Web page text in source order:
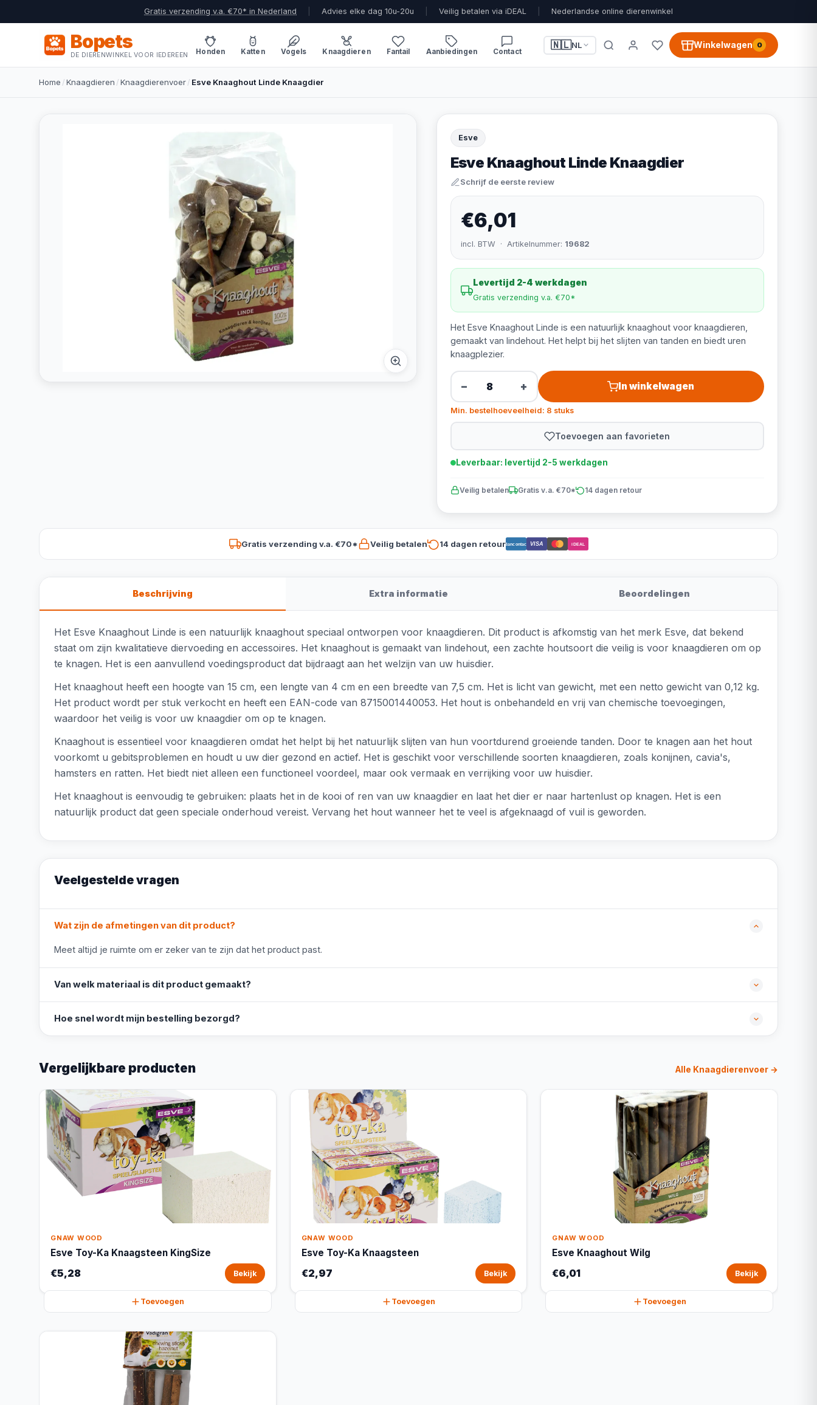
Gratis verzending v.a. €70* in Nederland Advies elke dag 10u-20u Veilig betalen via iDEAL Nederlandse online dierenwinkel
Bopets
DE DIERENWINKEL VOOR IEDEREEN Honden Katten Vogels Knaagdieren Fantail Aanbiedingen Contact
🇳🇱NL Winkelwagen 0
Home /Knaagdieren /Knaagdierenvoer/ Esve Knaaghout Linde Knaagdier
Esve
Esve Knaaghout Linde Knaagdier
Schrijf de eerste review
€6,01
incl. BTW · Artikelnummer: 19682
Levertijd 2-4 werkdagen
Gratis verzending v.a. €70*
Het Esve Knaaghout Linde is een natuurlijk knaaghout voor knaagdieren,
gemaakt van lindehout. Het helpt bij het slijten van tanden en biedt uren
knaagplezier.
− + In winkelwagen
Min. bestelhoeveelheid: 8 stuks
Toevoegen aan favorieten
Leverbaar: levertijd 2-5 werkdagen
Veilig betalen Gratis v.a. €70* 14 dagen retour
Gratis verzending v.a. €70* Veilig betalen 14 dagen retourBancontact VISA iDEAL
Beschrijving Extra informatie Beoordelingen
Het Esve Knaaghout Linde is een natuurlijk knaaghout speciaal ontworpen voor knaagdieren. Dit product is afkomstig van het merk Esve, dat bekend
staat om zijn kwalitatieve diervoeding en accessoires. Het knaaghout is gemaakt van lindehout, een zachte houtsoort die veilig is voor knaagdieren om op
te knagen. Het is een aanvullend voedingsproduct dat bijdraagt aan het welzijn van uw huisdier.
Het knaaghout heeft een hoogte van 15 cm, een lengte van 4 cm en een breedte van 7,5 cm. Het is licht van gewicht, met een netto gewicht van 0,12 kg.
Het product wordt per stuk verkocht en heeft een EAN-code van 8715001440053. Het hout is onbehandeld en vrij van chemische toevoegingen,
waardoor het veilig is voor uw knaagdier om op te knagen.
Knaaghout is essentieel voor knaagdieren omdat het helpt bij het natuurlijk slijten van hun voortdurend groeiende tanden. Door te knagen aan het hout
voorkomt u gebitsproblemen en houdt u uw dier gezond en actief. Het is geschikt voor verschillende soorten knaagdieren, zoals konijnen, cavia's,
hamsters en ratten. Het biedt niet alleen een functioneel voordeel, maar ook vermaak en verrijking voor uw huisdier.
Het knaaghout is eenvoudig te gebruiken: plaats het in de kooi of ren van uw knaagdier en laat het dier er naar hartenlust op knagen. Het is een
natuurlijk product dat geen speciale onderhoud vereist. Vervang het hout wanneer het te veel is afgeknaagd of vuil is geworden.
Veelgestelde vragen
Wat zijn de afmetingen van dit product?
Meet altijd je ruimte om er zeker van te zijn dat het product past.
Van welk materiaal is dit product gemaakt?
Hoe snel wordt mijn bestelling bezorgd?
Vergelijkbare producten Alle Knaagdierenvoer →
GNAW WOOD
Esve Toy-Ka Knaagsteen KingSize
€5,28 Bekijk
Toevoegen
GNAW WOOD
Esve Toy-Ka Knaagsteen
€2,97 Bekijk
Toevoegen
GNAW WOOD
Esve Knaaghout Wilg
€6,01 Bekijk
Toevoegen